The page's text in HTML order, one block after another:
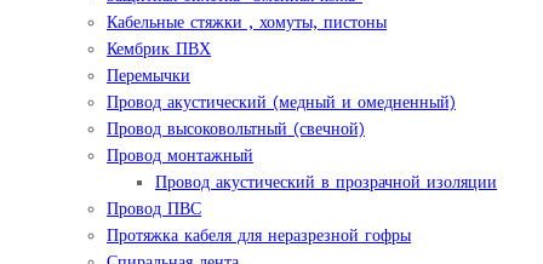
Кабельные стяжки , хомуты, пистоны
Кембрик ПВХ
Перемычки
Провод акустический (медный и омедненный)
Провод высоковольтный (свечной)
Провод монтажный
Провод акустический в прозрачной изоляции
Провод ПВС
Протяжка кабеля для неразрезной гофры